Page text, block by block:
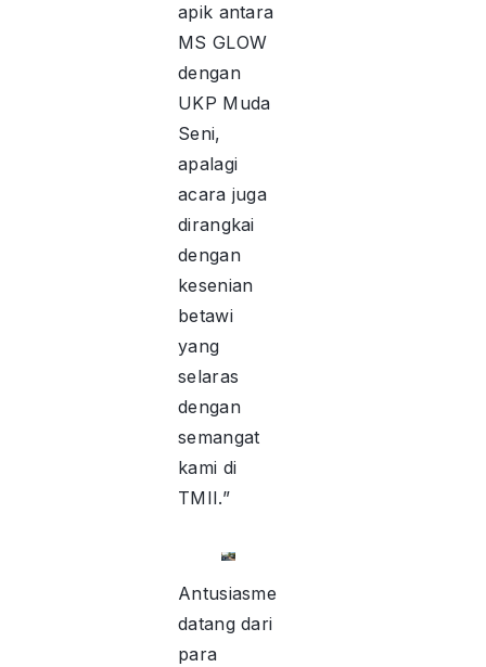
apik antara
MS GLOW
dengan
UKP Muda
Seni,
apalagi
acara juga
dirangkai
dengan
kesenian
betawi
yang
selaras
dengan
semangat
kami di
TMII.”
Antusiasme
datang dari
para